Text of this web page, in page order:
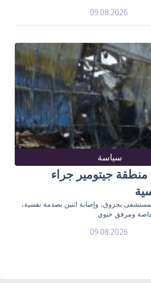
09.08.2026
سياسة
3 في منطقة جيتومير جراء
بحروق، وإصابة اثنين بصدمة نفسية،
ومرفق حيوي
09.08.2026